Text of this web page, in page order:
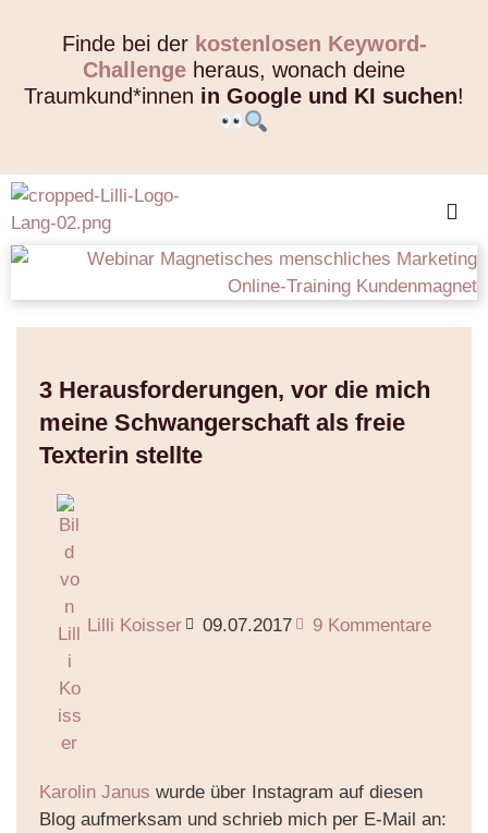
Finde bei der kostenlosen Keyword-
Challenge heraus, wonach deine
Traumkund*innen in Google und KI suchen!
3 Herausforderungen, vor die mich
meine Schwangerschaft als freie
Texterin stellte
Lilli Koisser 09.07.2017 9 Kommentare
Karolin Janus wurde über Instagram auf diesen
Blog aufmerksam und schrieb mich per E-Mail an: